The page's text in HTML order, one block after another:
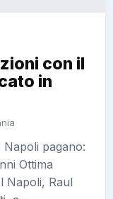
con il
in
pagano:
Ottima
Napoli, Raul